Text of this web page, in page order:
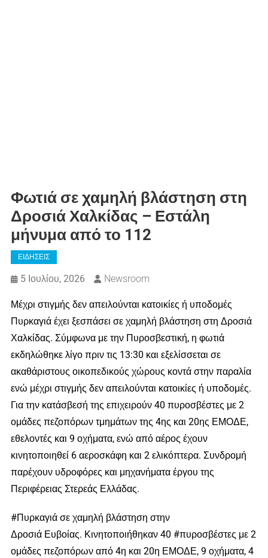
Φωτιά σε χαμηλή βλάστηση στη
Δροσιά Χαλκίδας – Εστάλη
μήνυμα από το 112
ΕΙΔΗΣΕΙΣ
5 Ιουλίου, 2026 Newsroom
Μέχρι στιγμής δεν απειλούνται κατοικίες ή υποδομές
Πυρκαγιά έχει ξεσπάσει σε χαμηλή βλάστηση στη Δροσιά
Χαλκίδας. Σύμφωνα με την Πυροσβεστική, η φωτιά
εκδηλώθηκε λίγο πριν τις 13:30 και εξελίσσεται σε
ακαθάριστους οικοπεδικούς χώρους κοντά στην παραλία
ενώ μέχρι στιγμής δεν απειλούνται κατοικίες ή υποδομές.
Για την κατάσβεσή της επιχειρούν 40 πυροσβέστες με 2
ομάδες πεζοπόρων τμημάτων της 4ης και 20ης ΕΜΟΔΕ,
εθελοντές και 9 οχήματα, ενώ από αέρος έχουν
κινητοποιηθεί 6 αεροσκάφη και 2 ελικόπτερα. Συνδρομή
παρέχουν υδροφόρες και μηχανήματα έργου της
Περιφέρειας Στερεάς Ελλάδας.
#Πυρκαγιά σε χαμηλή βλάστηση στην
Δροσιά Ευβοίας. Κινητοποιήθηκαν 40 #πυροσβέστες με 2
ομάδες πεζοπόρων από 4η και 20η ΕΜΟΔΕ, 9 οχήματα, 4